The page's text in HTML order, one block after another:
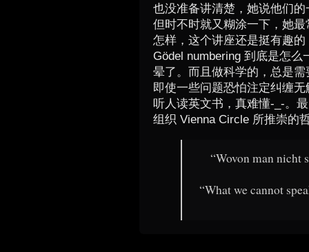
也没准备讲清楚，她说他们
但时不时就又糊涂一下，她
怎样，这个讲座还是挺有趣
Gödel numbering 到底是怎
晕了。而且做科学的，总是
即使一些问题恐怕注定纠缠
听人读英文书，真难懂-_-。
组织 Vienna Circle 所推崇的
“Wovon man nicht
“What we cannot